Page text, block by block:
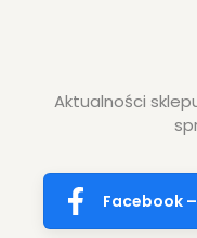
Aktualności
Facebook